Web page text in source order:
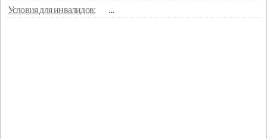
Условия для инвалидов:
...